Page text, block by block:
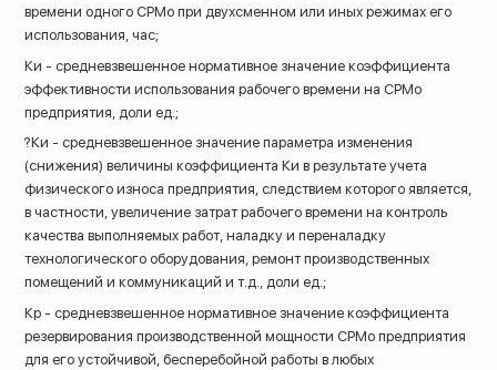
времени одного СРМо при двухсменном или иных режимах его
использования, час;
Ки - средневзвешенное нормативное значение коэффициента
эффективности использования рабочего времени на СРМо
предприятия, доли ед.;
?Ки - средневзвешенное значение параметра изменения
(снижения) величины коэффициента Ки в результате учета
физического износа предприятия, следствием которого является,
в частности, увеличение затрат рабочего времени на контроль
качества выполняемых работ, наладку и переналадку
технологического оборудования, ремонт производственных
помещений и коммуникаций и т.д., доли ед.;
Кр - средневзвешенное нормативное значение коэффициента
резервирования производственной мощности СРМо предприятия
для его устойчивой, бесперебойной работы в любых